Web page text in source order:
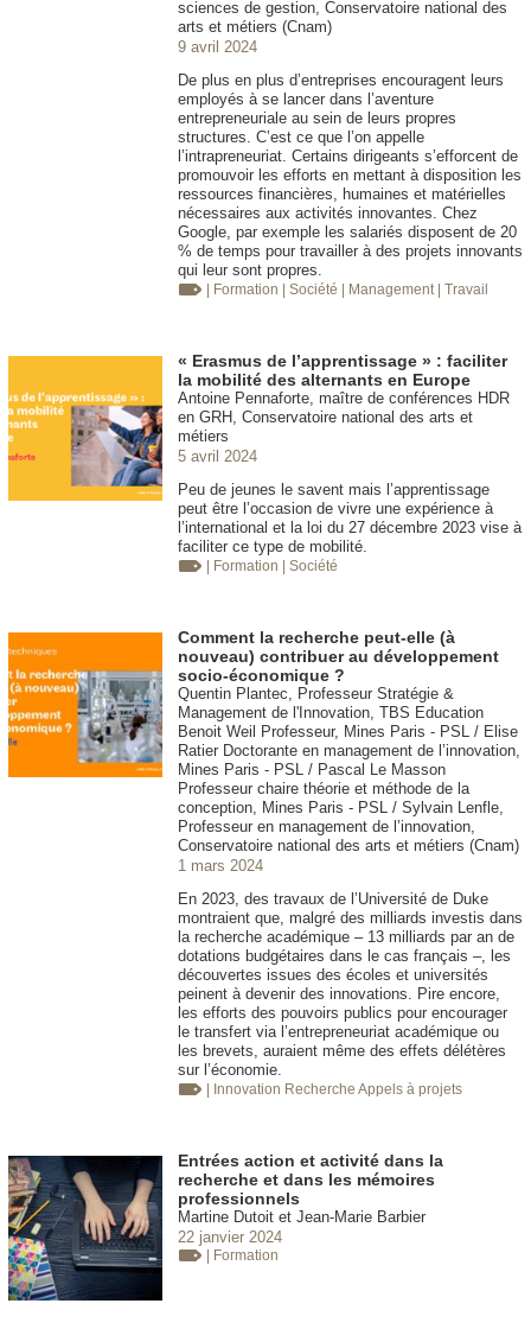
sciences de gestion, Conservatoire national des
arts et métiers (Cnam)
9 avril 2024
De plus en plus d’entreprises encouragent leurs
employés à se lancer dans l’aventure
entrepreneuriale au sein de leurs propres
structures. C’est ce que l’on appelle
l’intrapreneuriat. Certains dirigeants s’efforcent de
promouvoir les efforts en mettant à disposition les
ressources financières, humaines et matérielles
nécessaires aux activités innovantes. Chez
Google, par exemple les salariés disposent de 20
% de temps pour travailler à des projets innovants
qui leur sont propres.
| Formation | Société | Management | Travail
« Erasmus de l’apprentissage » : faciliter
la mobilité des alternants en Europe
Antoine Pennaforte, maître de conférences HDR
en GRH, Conservatoire national des arts et
métiers
5 avril 2024
Peu de jeunes le savent mais l’apprentissage
peut être l’occasion de vivre une expérience à
l’international et la loi du 27 décembre 2023 vise à
faciliter ce type de mobilité.
| Formation | Société
Comment la recherche peut-elle (à
nouveau) contribuer au développement
socio-économique ?
Quentin Plantec, Professeur Stratégie &
Management de l'Innovation, TBS Education
Benoit Weil Professeur, Mines Paris - PSL / Elise
Ratier Doctorante en management de l’innovation,
Mines Paris - PSL / Pascal Le Masson
Professeur chaire théorie et méthode de la
conception, Mines Paris - PSL / Sylvain Lenfle,
Professeur en management de l’innovation,
Conservatoire national des arts et métiers (Cnam)
1 mars 2024
En 2023, des travaux de l’Université de Duke
montraient que, malgré des milliards investis dans
la recherche académique – 13 milliards par an de
dotations budgétaires dans le cas français –, les
découvertes issues des écoles et universités
peinent à devenir des innovations. Pire encore,
les efforts des pouvoirs publics pour encourager
le transfert via l’entrepreneuriat académique ou
les brevets, auraient même des effets délétères
sur l’économie.
| Innovation Recherche Appels à projets
Entrées action et activité dans la
recherche et dans les mémoires
professionnels
Martine Dutoit et Jean-Marie Barbier
22 janvier 2024
| Formation